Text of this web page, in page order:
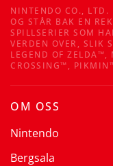
NINTENDO CO., LTD.
OG STÅR BAK EN
SPILLSERIER SOM
VERDEN OVER, SLIK
LEGEND OF
CROSSING™,
OM OSS
Nintendo
Bergsala